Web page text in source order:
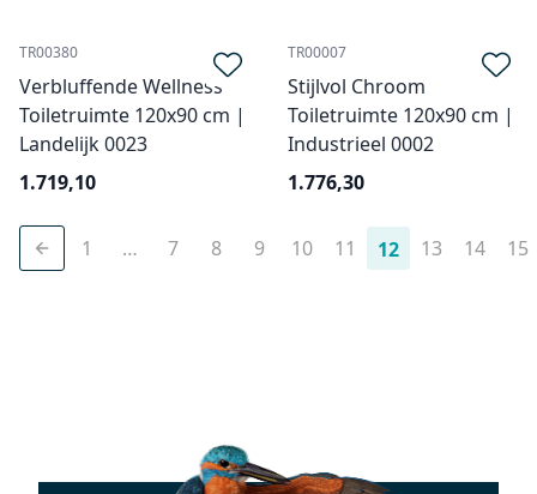
TR00380
Verbluffende Wellness
Toiletruimte 120x90 cm |
Landelijk 0023
1.719,10
TR00007
Stijlvol Chroom
Toiletruimte 120x90 cm |
Industrieel 0002
1.776,30
1 … 7 8 9 10 11 12 13 14 15